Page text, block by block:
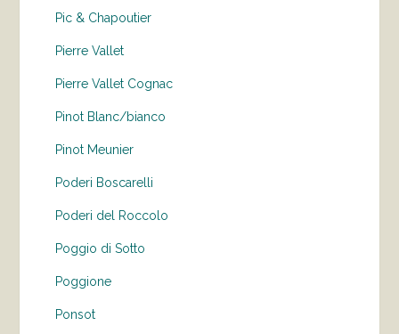
Pic & Chapoutier
Pierre Vallet
Pierre Vallet Cognac
Pinot Blanc/bianco
Pinot Meunier
Poderi Boscarelli
Poderi del Roccolo
Poggio di Sotto
Poggione
Ponsot